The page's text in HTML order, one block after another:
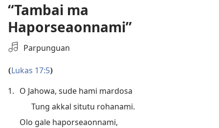
“Tambai ma
Haporseaonnami”
Pillit
Rekaman
Parpunguan
(Lukas 17:5)
1. O Jahowa, sude hami mardosa
Tung akkal situtu rohanami.
Olo gale haporseaonnami,